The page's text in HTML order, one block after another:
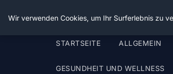
Die Schnitter
STARTSEITE ALLGEMEIN
GESUNDHEIT UND WELLNESS
Wir verwenden Cookies, um Ihr Surferlebnis zu